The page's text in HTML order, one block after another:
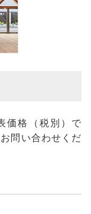
価格（税別）で
問い合わせくだ